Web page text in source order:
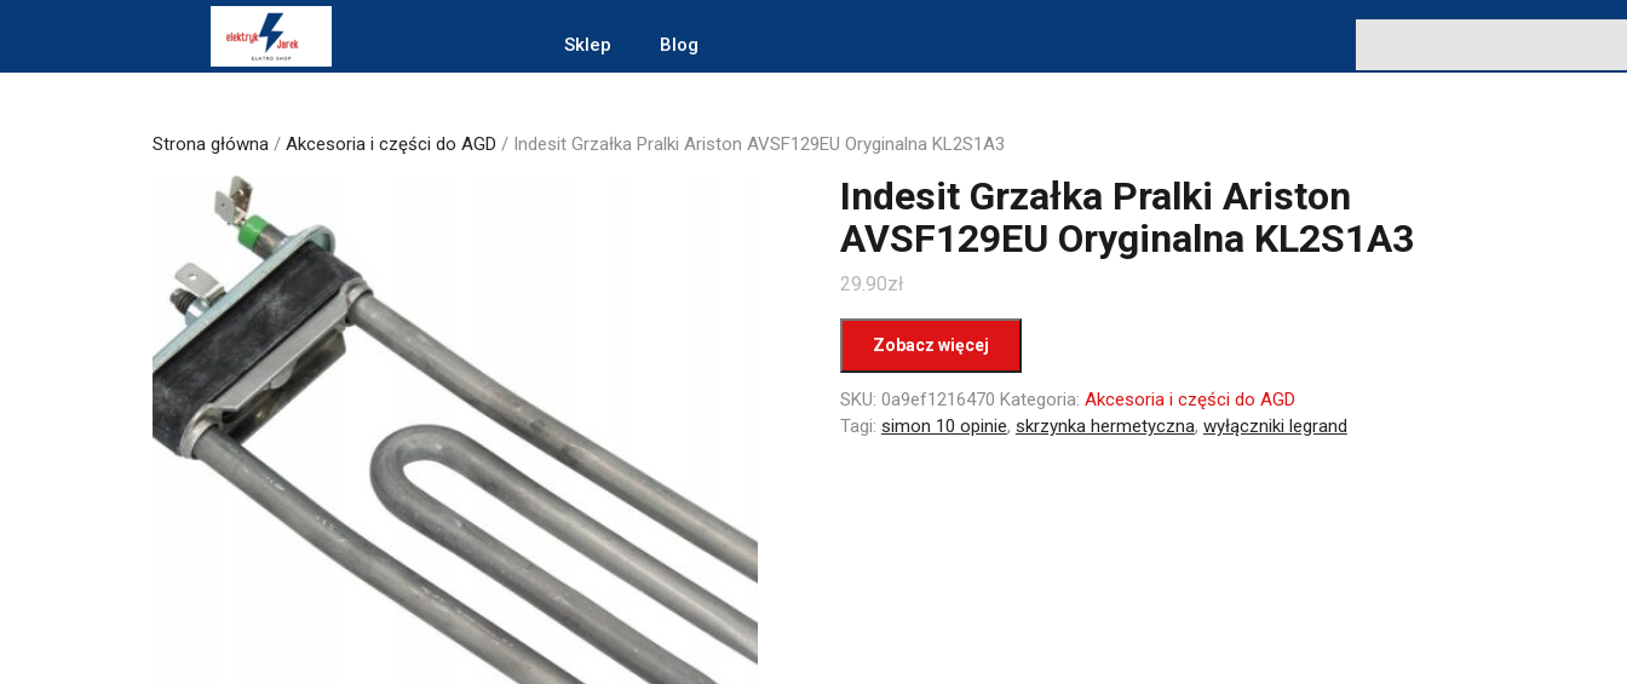
Sklep Blog
Strona główna / Akcesoria i części do AGD / Indesit Grzałka Pralki Ariston AVSF129EU Oryginalna KL2S1A3
Indesit Grzałka Pralki Ariston
AVSF129EU Oryginalna KL2S1A3
29.90zł
Zobacz więcej
SKU: 0a9ef1216470 Kategoria: Akcesoria i części do AGD
Tagi: simon 10 opinie, skrzynka hermetyczna, wyłączniki legrand